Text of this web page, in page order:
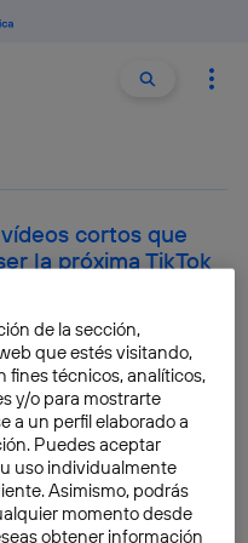
Buscar
cortos que
la próxima TikTok
la pandemia
de
en Internet?
Sánchez
de la sección,
que estés visitando,
fines técnicos, analíticos,
y/o para mostrarte
a un perfil elaborado a
Puedes aceptar
uso individualmente
Asimismo, podrás
momento desde
obtener información